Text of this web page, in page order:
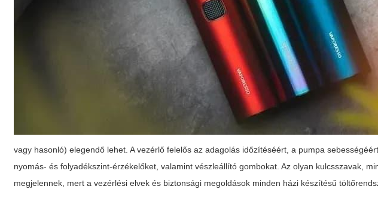
vagy hasonló) elegendő lehet. A vezérlő felelős az adagolás időzítéséért, a pumpa
nyomás- és folyadékszint-érzékelőket, valamint vészleállító gombokat. Az olyan kulcsszavak,
megjelennek, mert a vezérlési elvek és biztonsági megoldások minden házi készítésű